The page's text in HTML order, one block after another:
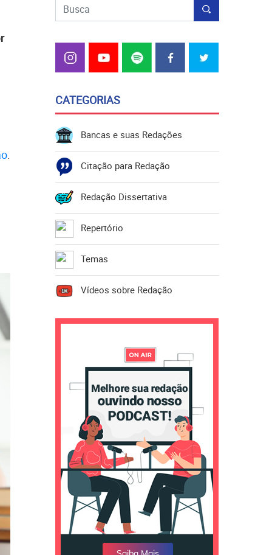
.
CATEGORIAS
Bancas e suas Redações
Citação para Redação
Redação Dissertativa
Repertório
Temas
Vídeos sobre Redação